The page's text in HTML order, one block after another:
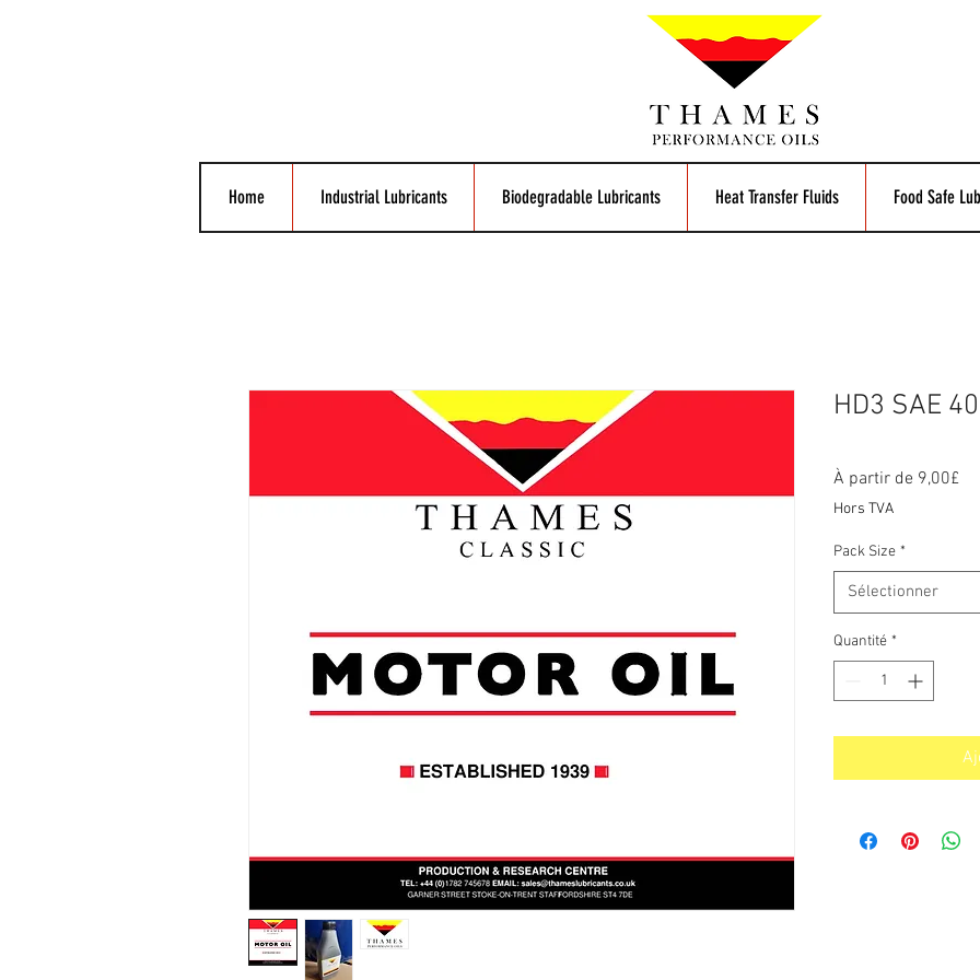
Home Industrial Lubricants Biodegradable Lubricants Heat Transfer Fluids Food Safe
HD3 SAE 40
À partir de 9,00£
Hors TVA
Pack Size *
Sélectionner
Quantité *